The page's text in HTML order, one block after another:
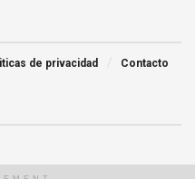
de privacidad Contacto